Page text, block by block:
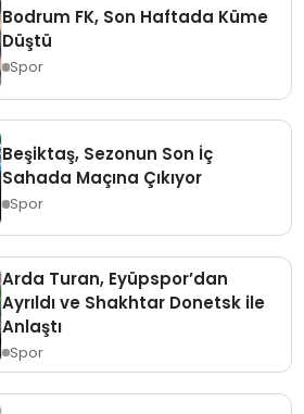
Bodrum FK, Son Haftada Küme
Düştü
Spor
Beşiktaş, Sezonun Son İç
Sahada Maçına Çıkıyor
Spor
Arda Turan, Eyüpspor’dan
Ayrıldı ve Shakhtar Donetsk ile
Anlaştı
Spor